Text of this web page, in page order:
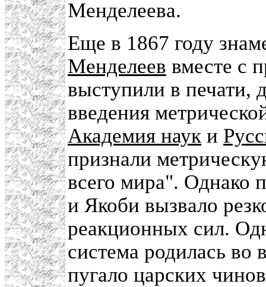
Менделеева.
Еще в 1867 году
Менделеев вместе с
выступили в печати,
введения
Академия наук и
признали
всего мира". Однако
и Якоби вызвало
реакционных сил.
система родилась
пугало царских